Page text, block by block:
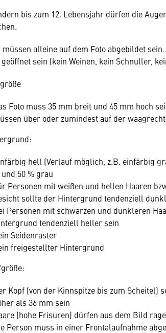
bis zum 12. Lebensjahr dürfen die
müssen alleine auf dem Foto abgebildet
sein (kein Weinen, kein Schnuller,
Foto muss 35 mm breit und 45 mm hoch
über oder zumindest auf der
hell (Verlauf möglich, z.B. einfärbig
und 50 % grau
Personen mit weißen und hellen Haaren
sollte der Hintergrund tendenziell
Personen mit schwarzen und dunkleren
tendenziell heller sein
Seidenraster
freigestellter Hintergrund
Kopf (von der Kinnspitze bis zum Scheitel)
als 36 mm sein
(hohe Frisuren) dürfen aus dem Bild
Person muss in einer Frontalaufnahme